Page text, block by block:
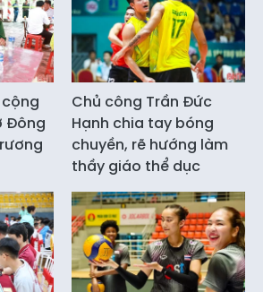
Đông
Chủ công Trần Đức
Hạnh chia tay bóng
chuyền, rẽ hướng làm
thầy giáo thể dục